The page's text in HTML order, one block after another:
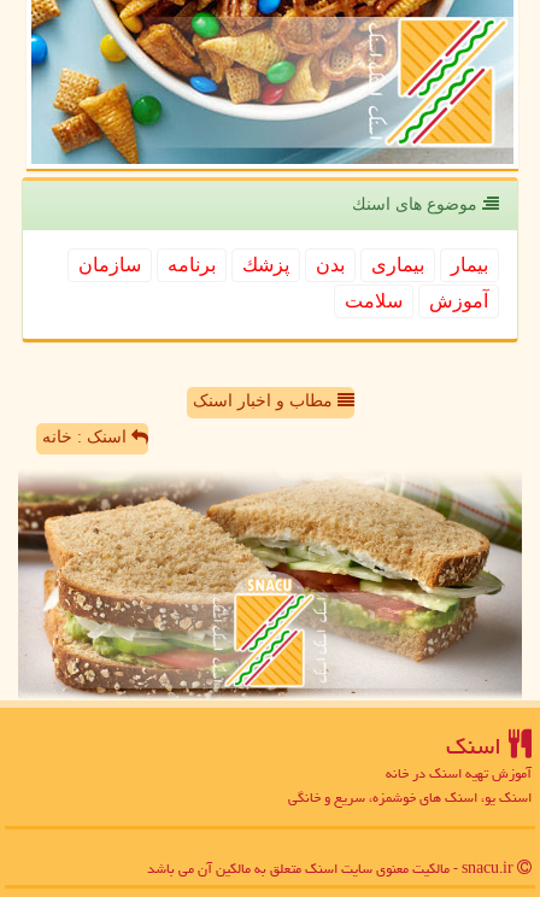
موضوع های اسنك
بیمار بیماری بدن پزشك برنامه
سازمان
آموزش
سلامت
مطاب و اخبار اسنک
اسنک : خانه
اسنك
آموزش تهیه اسنک در خانه
اسنک یو، اسنک های خوشمزه، سریع و خانگی